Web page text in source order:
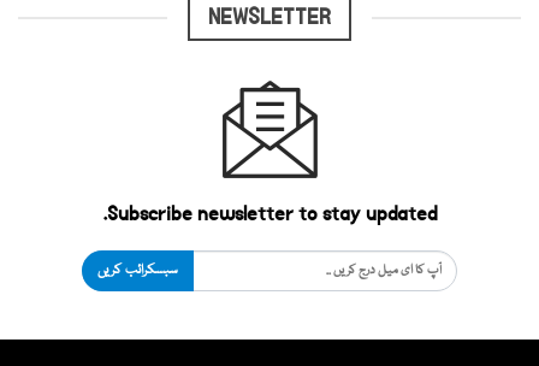
NEWSLETTER
Subscribe newsletter to stay updated.
سبسکرائب کریں